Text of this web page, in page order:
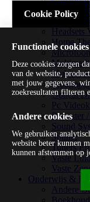
Headsets
Home
Optical
Pc
Repeater
Sound
Splitter
Tuners
Vaste
Vaste
Onderwijs &
Andere
Cookie Policy
Functionele cookies
Deze cookies zorgen
van de website,
met jouw gegevens,
zoekresultaten filteren
Andere cookies
We gebruiken
website beter kunnen
kunnen afstemmen op